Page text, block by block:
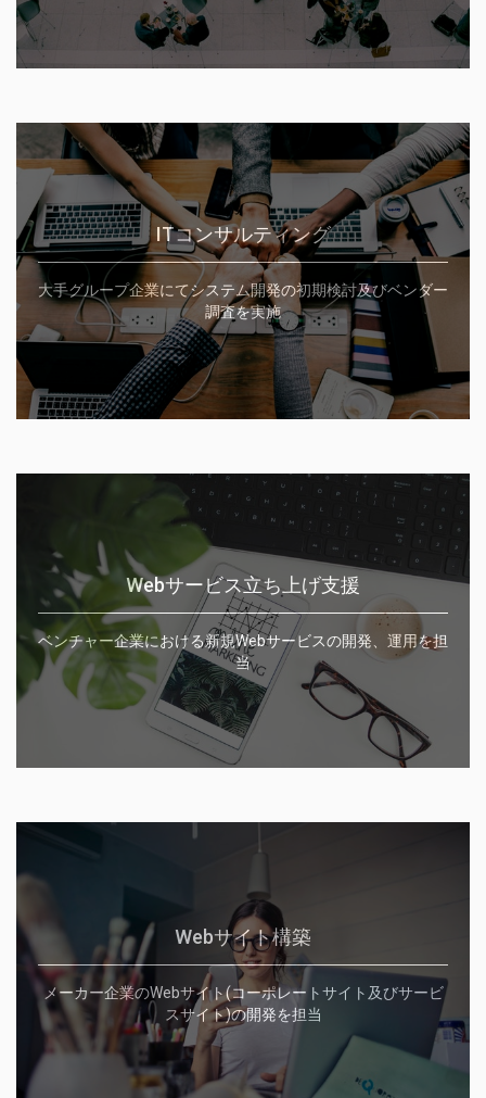
ITコンサルティング
大手グループ企業にてシステム開発の初期検討及びベンダー
調査を実施
Webサービス立ち上げ支援
ベンチャー企業における新規Webサービスの開発、運用を担
当
Webサイト構築
メーカー企業のWebサイト(コーポレートサイト及びサービ
スサイト)の開発を担当